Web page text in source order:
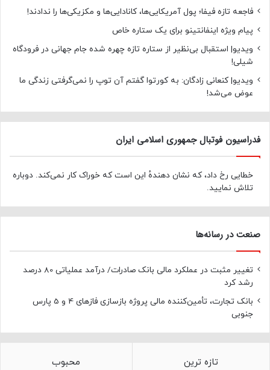
فاجعه تازه فیفا؛ پول آمریکایی‌ها، کانادایی‌ها و مکزیکی‌ها را ندادند!
پیام ویژه اینفانتینو برای یک ستاره خاص
ویدیو| استقبال بی‌نظیر از ستاره تازه چهره شده جام جهانی در فرودگاه
شیلی!
ویدیو| کنعانی زادگان: به کورتوا گفتم آن توپ را نمی‌گرفتی زندگی ما
عوض می‌شد!
فدراسیون فوتبال جمهوری اسلامی ایران
خطایی رخ داد، که نشان دهندهٔ این است که خوراک کار نمی‌کند. دوباره
تلاش نمایید.
صنعت در رسانه‌ها
تغییر مثبت در عملکرد مالی بانک صادرات/ درآمد عملیاتی 80 درصد
رشد کرد
بانک تجارت، تأمین‌کننده مالی پروژه بازسازی فازهای 4 و 5 پارس
جنوبی
تازه ترین محبوب